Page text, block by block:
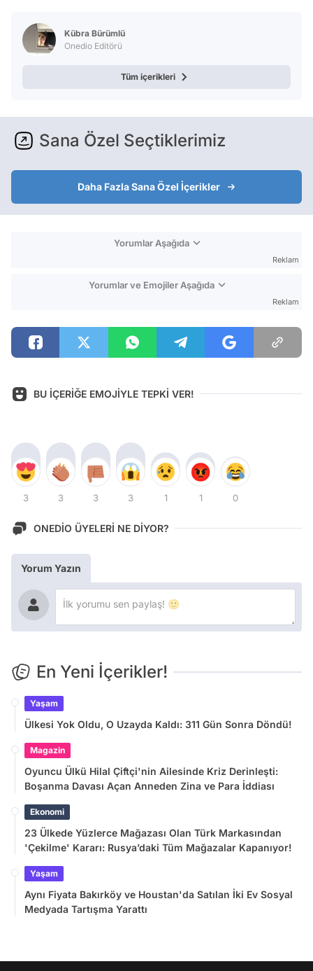
Kübra Bürümlü
Onedio Editörü
Tüm içerikleri
Sana Özel Seçtiklerimiz
Daha Fazla Sana Özel İçerikler
Yorumlar Aşağıda
Reklam
Yorumlar ve Emojiler Aşağıda
Reklam
BU İÇERİĞE EMOJİYLE TEPKİ VER!
3 3 3 3 1 1 0
ONEDİO ÜYELERİ NE DİYOR?
Yorum Yazın
En Yeni İçerikler!
Yaşam
Ülkesi Yok Oldu, O Uzayda Kaldı: 311 Gün Sonra Döndü!
Magazin
Oyuncu Ülkü Hilal Çiftçi'nin Ailesinde Kriz Derinleşti:
Boşanma Davası Açan Anneden Zina ve Para İddiası
Ekonomi
23 Ülkede Yüzlerce Mağazası Olan Türk Markasından
'Çekilme' Kararı: Rusya’daki Tüm Mağazalar Kapanıyor!
Yaşam
Aynı Fiyata Bakırköy ve Houstan'da Satılan İki Ev Sosyal
Medyada Tartışma Yarattı